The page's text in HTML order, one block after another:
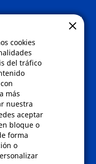
cookies
del tráfico
más
nuestra
aceptar
bloque o
forma
o